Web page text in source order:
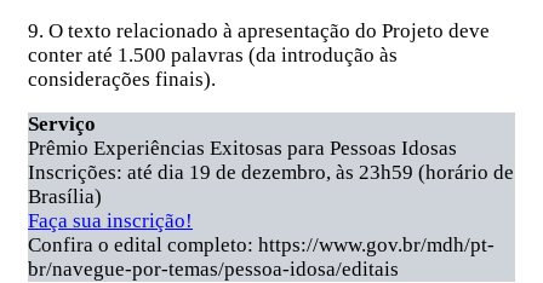
9. O texto relacionado à apresentação do Projeto deve
conter até 1.500 palavras (da introdução às
considerações finais).
Serviço
Prêmio Experiências Exitosas para Pessoas Idosas
Inscrições: até dia 19 de dezembro, às 23h59 (horário de
Brasília)
Faça sua inscrição!
Confira o edital completo: https://www.gov.br/mdh/pt-
br/navegue-por-temas/pessoa-idosa/editais